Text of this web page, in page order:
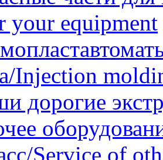
your equipment
Injection
Service of